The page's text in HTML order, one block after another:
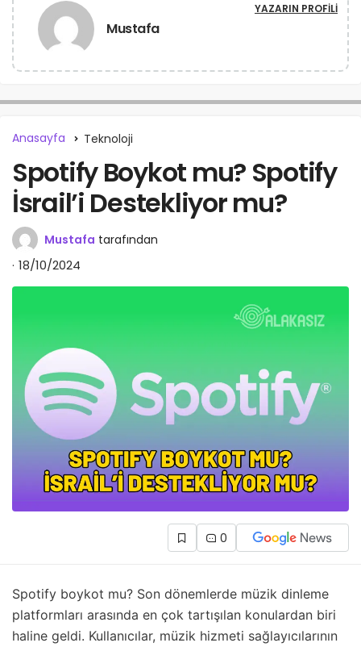
Mustafa
YAZARIN PROFILI
Anasayfa Teknoloji
Spotify Boykot mu? Spotify
İsrail’i Destekliyor mu?
Mustafa tarafından
18/10/2024
0
Spotify boykot mu? Son dönemlerde müzik dinleme
platformları arasında en çok tartışılan konulardan biri
haline geldi. Kullanıcılar, müzik hizmeti sağlayıcılarının